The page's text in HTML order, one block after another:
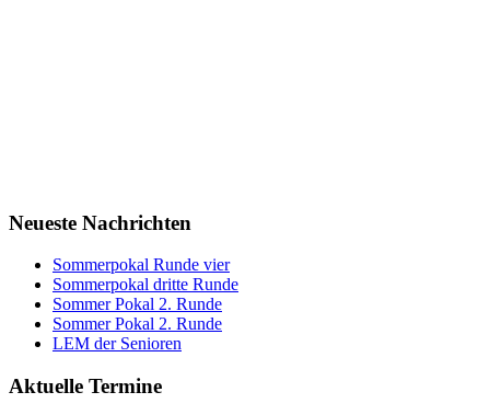
Neueste Nachrichten
Sommerpokal Runde vier
Sommerpokal dritte Runde
Sommer Pokal 2. Runde
Sommer Pokal 2. Runde
LEM der Senioren
Aktuelle Termine